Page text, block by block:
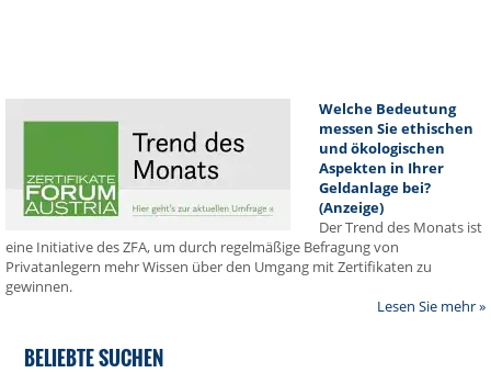
Welche Bedeutung
messen Sie ethischen
und ökologischen
Aspekten in Ihrer
Geldanlage bei?
(Anzeige)
Der Trend des Monats ist
eine Initiative des ZFA, um durch regelmäßige Befragung von
Privatanlegern mehr Wissen über den Umgang mit Zertifikaten zu
gewinnen.
Lesen Sie mehr »
BELIEBTE SUCHEN